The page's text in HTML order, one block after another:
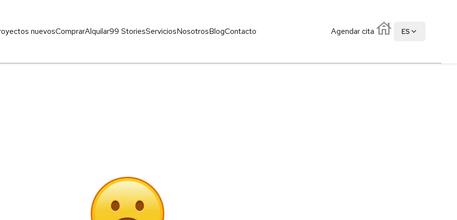
nuevosComprarAlquilar99 StoriesServiciosNosotrosBlogContacto Agendar cita ES